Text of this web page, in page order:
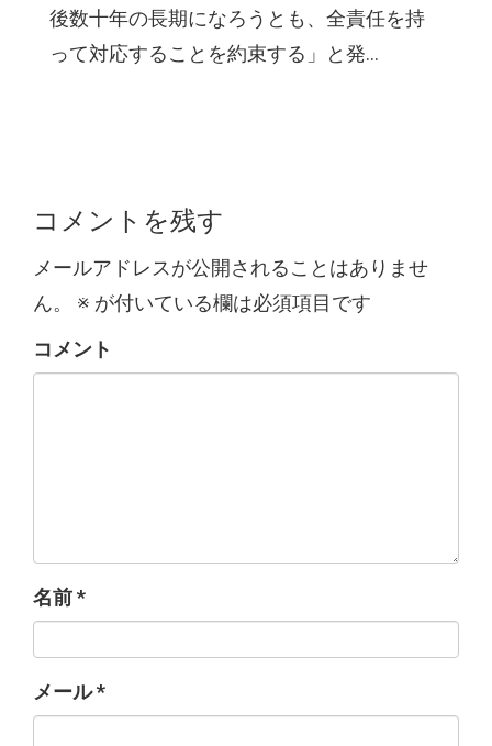
後数十年の長期になろうとも、全責任を持
って対応することを約束する」と発...
コメントを残す
メールアドレスが公開されることはありませ
ん。
※ が付いている欄は必須項目です
コメント
名前*
メール*